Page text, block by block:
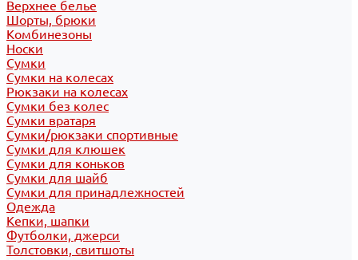
Верхнее белье
Шорты, брюки
Комбинезоны
Носки
Сумки
Сумки на колесах
Рюкзаки на колесах
Сумки без колес
Сумки вратаря
Сумки/рюкзаки спортивные
Сумки для клюшек
Сумки для коньков
Сумки для шайб
Сумки для принадлежностей
Одежда
Кепки, шапки
Футболки, джерси
Толстовки, свитшоты